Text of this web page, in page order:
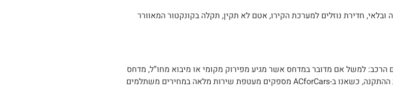
חדירת נוזלים למערכת הקירו, אטם לא תקין, תקלה בקונקטור המאוורר
למשל אם מדובר במדחס אשר מגיע מפירוק מקומי או מיבוא מחו”ל, מדחס
משופץ או חדש, מדחס לרכב מכני או היברידי. בנוסף לעלות המדחס יש להוסיף את עלות ההתקנה, כשאנו ב-ACforCars מספקים מעטפת שירות מלאה במחירים משתלמים